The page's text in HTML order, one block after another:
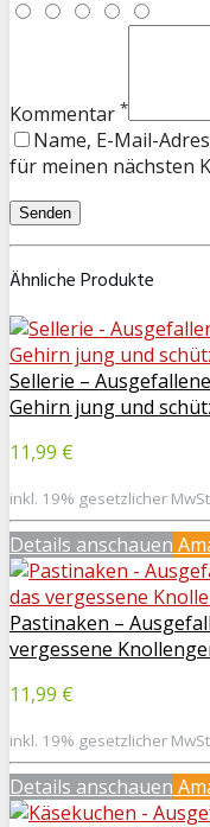
Kommentar *
Name, E-Mail-
für meinen nächsten
Ähnliche Produkte
Sellerie –
Gehirn jung und
11,99 €
inkl. 19% gesetzlicher
Details anschauen
Pastinaken –
vergessene
11,99 €
inkl. 19% gesetzlicher
Details anschauen